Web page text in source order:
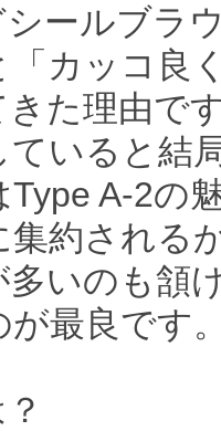
ールブラ
「カッコ良
た理由で
ていると結
A-2の
集約される
多いのも頷
が最良です